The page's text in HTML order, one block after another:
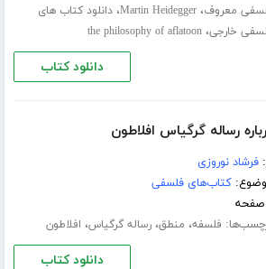
معروف،Martin Heidegger،دانلود کتاب های
خارجی،the philosophy of aflatoon
دانلود کتاب
رساله گرگیاس افلاطون
فرشاد نوروزی
کتاب‌های فلسفی
فلسفه، منطق،رساله گرگیاس، افلاطون
دانلود کتاب